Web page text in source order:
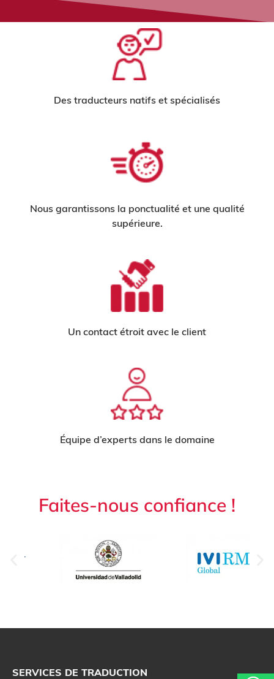
Des traducteurs natifs et spécialisés
Nous garantissons la ponctualité et une qualité
supérieure.
Un contact étroit avec le client
Équipe d’experts dans le domaine
Faites-nous confiance !
SERVICES DE TRADUCTION